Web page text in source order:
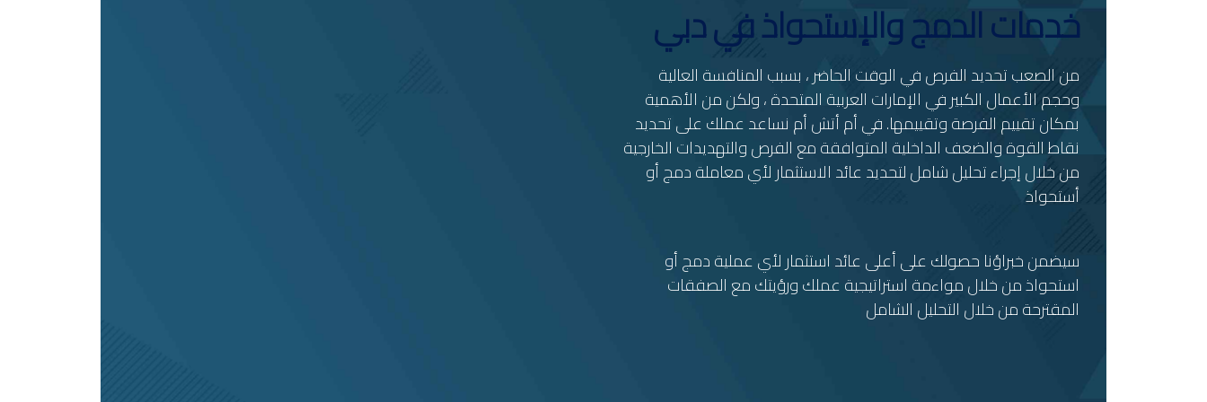
خدمات الدمج والإستحواذ في دبي
من الصعب تحديد الفرص في الوقت الحاضر ، بسبب المنافسة العالية
وحجم الأعمال الكبير في الإمارات العربية المتحدة ، ولكن من الأهمية
بمكان تقييم الفرصة وتقييمها. في أم أتش أم نساعد عملك على تحديد
نقاط القوة والضعف الداخلية المتوافقة مع الفرص والتهديدات الخارجية
من خلال إجراء تحليل شامل لتحديد عائد الاستثمار لأي معاملة دمج أو
أستحواذ
سيضمن خبراؤنا حصولك على أعلى عائد استثمار لأي عملية دمج أو
استحواذ من خلال مواءمة استراتيجية عملك ورؤيتك مع الصفقات
المقترحة من خلال التحليل الشامل